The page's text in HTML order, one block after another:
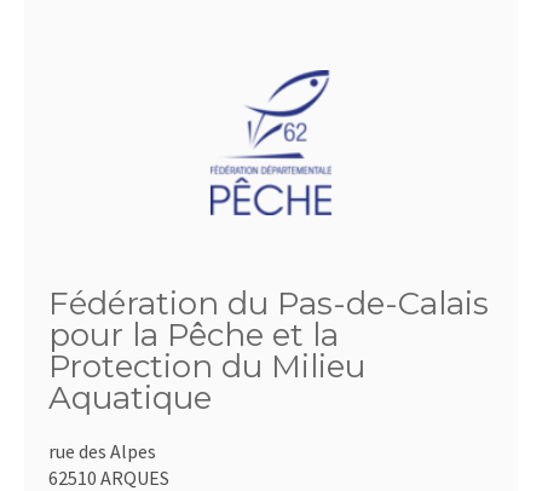
Fédération du Pas-de-Calais
pour la Pêche et la
Protection du Milieu
Aquatique
rue des Alpes
62510 ARQUES